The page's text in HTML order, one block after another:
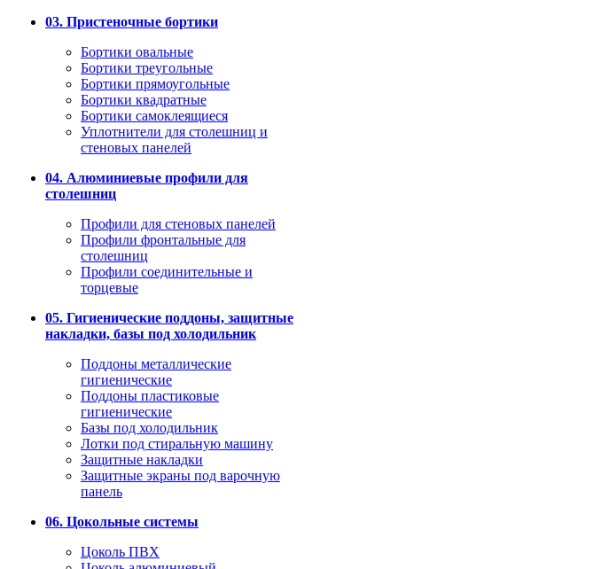
03. Пристеночные бортики
Бортики овальные
Бортики треугольные
Бортики прямоугольные
Бортики квадратные
Бортики самоклеящиеся
Уплотнители для столешниц и
стеновых панелей
04. Алюминиевые профили для
столешниц
Профили для стеновых панелей
Профили фронтальные для
столешниц
Профили соединительные и
торцевые
05. Гигиенические поддоны, защитные
накладки, базы под холодильник
Поддоны металлические
гигиенические
Поддоны пластиковые
гигиенические
Базы под холодильник
Лотки под стиральную машину
Защитные накладки
Защитные экраны под варочную
панель
06. Цокольные системы
Цоколь ПВХ